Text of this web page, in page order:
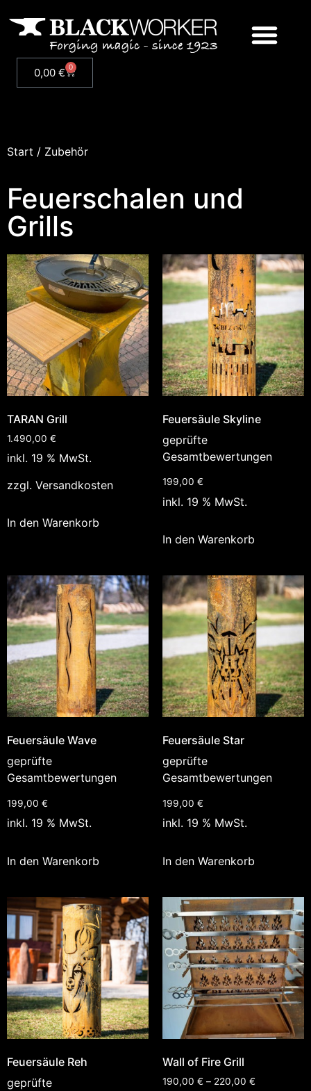
0,00€ 0
Start / Zubehör
Feuerschalen und
Grills
TARAN Grill
1.490,00 €
inkl. 19 % MwSt.
zzgl. Versandkosten
In den Warenkorb
Feuersäule Skyline
geprüfte
Gesamtbewertungen
199,00 €
inkl. 19 % MwSt.
In den Warenkorb
Feuersäule Wave
geprüfte
Gesamtbewertungen
199,00 €
inkl. 19 % MwSt.
In den Warenkorb
Feuersäule Star
geprüfte
Gesamtbewertungen
199,00 €
inkl. 19 % MwSt.
In den Warenkorb
Feuersäule Reh
geprüfte
Wall of Fire Grill
190,00 € – 220,00 €